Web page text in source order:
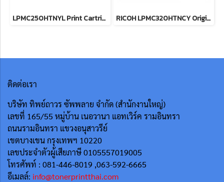
LPMC250HTNYL Print Cartridge Yellow M C250H (6.3K) หมึกพิมพ์เลเซอร์ริโก้โทนเนอร์สีเหลือง รับประกันศูนย์บริการของแท้แน่นอน RICOH LPMC320HTNCY Original Toner Cartridge (842688) ตลับหมึกโทนเนอร์ (สีฟ้า) 7.5K ของแท้ ประกันศูนย์
ติดต่อเรา
บริษัท ทิพย์ถาวร ซัพพลาย จำกัด (สำนักงานใหญ่)
เลขที่ 165/55 หมู่บ้าน เนอวานา แอทเวิร์ค รามอินทรา
ถนนรามอินทรา แขวงอนุสาวรีย์
เขตบางเขน กรุงเทพฯ 10220
เลขประจำตัวผู้เสียภาษี 0105557019005
โทรศัพท์ : 081-446-8019 ,063-592-6665
อีเมลล์: info@tonerprintthai.com